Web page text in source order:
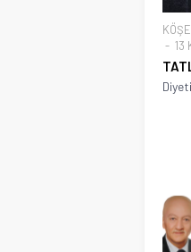
13